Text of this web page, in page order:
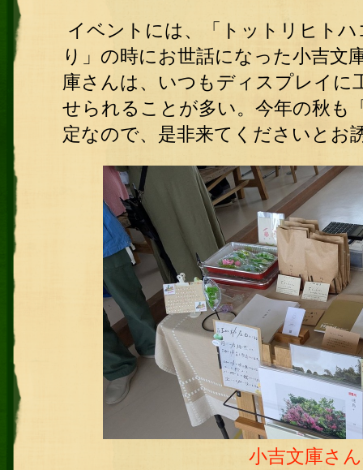
イベントには、「トットリヒト
り」の時にお世話になった小吉文
庫さんは、いつもディスプレイに
せられることが多い。今年の秋も
定なので、是非来てくださいとお
小吉文庫さ